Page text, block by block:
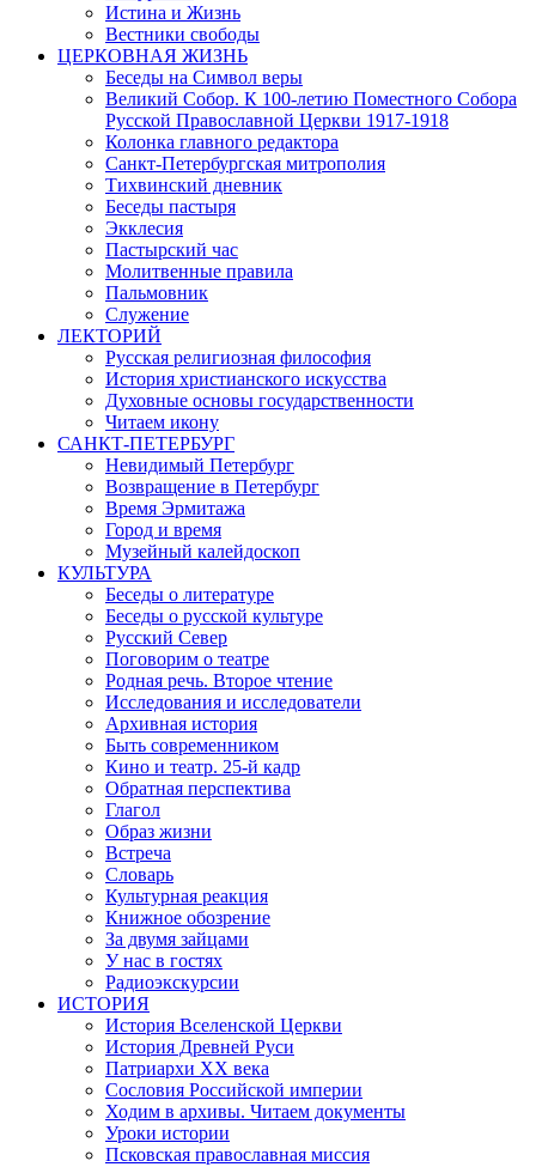
Истина и Жизнь
Вестники свободы
ЦЕРКОВНАЯ ЖИЗНЬ
Беседы на Символ веры
Великий Собор. К 100-летию Поместного Собора
Русской Православной Церкви 1917-1918
Колонка главного редактора
Санкт-Петербургская митрополия
Тихвинский дневник
Беседы пастыря
Экклесия
Пастырский час
Молитвенные правила
Пальмовник
Служение
ЛЕКТОРИЙ
Русская религиозная философия
История христианского искусства
Духовные основы государственности
Читаем икону
САНКТ-ПЕТЕРБУРГ
Невидимый Петербург
Возвращение в Петербург
Время Эрмитажа
Город и время
Музейный калейдоскоп
КУЛЬТУРА
Беседы о литературе
Беседы о русской культуре
Русский Север
Поговорим о театре
Родная речь. Второе чтение
Исследования и исследователи
Архивная история
Быть современником
Кино и театр. 25-й кадр
Обратная перспектива
Глагол
Образ жизни
Встреча
Словарь
Культурная реакция
Книжное обозрение
За двумя зайцами
У нас в гостях
Радиоэкскурсии
ИСТОРИЯ
История Вселенской Церкви
История Древней Руси
Патриархи XX века
Сословия Российской империи
Ходим в архивы. Читаем документы
Уроки истории
Псковская православная миссия